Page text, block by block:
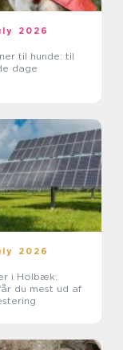
2026
til hunde: til
dage
2026
i Holbæk:
du mest ud af